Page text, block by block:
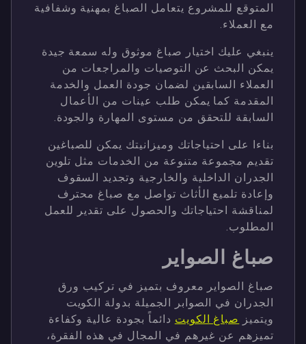
المتوقع للمشروع يتعامل الصباغ بمهنية وشفافية
مع العملاء.
ينبغي عليك اختيار صباغ موثوق وله سمعة جيدة
يمكن البحث عن التوصيات والمراجعات من
العملاء السابقين لضمان جودة العمل والخدمة
المقدمة كما يمكن طلب عينات من الأعمال
السابقة للتحقق من مستوى المهارة والجودة.
بناءا على احتياجاتك وميزانيتك يمكن للصباغين
تقديم مجموعة متنوعة من الخدمات مثل تلوين
الجدران الداخلية والخارجية وتجديد السقوف
وإعادة تلميع الأثاث تواصل مع صباغ محترف
لمناقشة احتياجاتك والحصول على تقدير للعمل
المطلوب.
صباغ الصواير
صباغ الصواير معروف بتميز في تركيب ورق
الجدران في الصوابر الجميلة بدولة الكويت
ويتميز
صباغ الكويت دائماً بجودة عالية وكفاءة
تميزهم عن غيرهم في المجال في هذه الفقرة،